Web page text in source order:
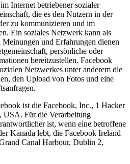
Internet betriebener sozialer
die es den Nutzern in der
zu kommunizieren und im
Ein soziales Netzwerk kann als
und Erfahrungen dienen
persönliche oder
bereitzustellen. Facebook
Netzwerkes unter anderem die
den Upload von Fotos und eine
ist die Facebook, Inc., 1 Hacker
USA. Für die Verarbeitung
ist, wenn eine betroffene
Kanada lebt, die Facebook Ireland
Canal Harbour, Dublin 2,